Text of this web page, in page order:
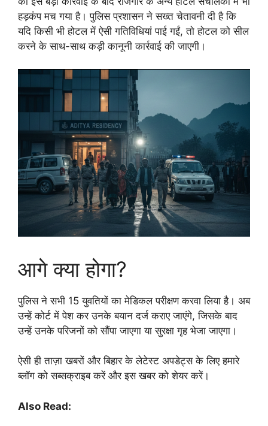
हड़कंप मच गया है। पुलिस प्रशासन ने सख्त चेतावनी दी है कि
यदि किसी भी होटल में ऐसी गतिविधियां पाई गईं, तो होटल को सील
करने के साथ-साथ कड़ी कानूनी कार्रवाई की जाएगी।
आगे क्या होगा?
पुलिस ने सभी 15 युवतियों का मेडिकल परीक्षण करवा लिया है। अब
उन्हें कोर्ट में पेश कर उनके बयान दर्ज कराए जाएंगे, जिसके बाद
उन्हें उनके परिजनों को सौंपा जाएगा या सुरक्षा गृह भेजा जाएगा।
ऐसी ही ताज़ा खबरों और बिहार के लेटेस्ट अपडेट्स के लिए हमारे
ब्लॉग को सब्सक्राइब करें और इस खबर को शेयर करें।
Also Read: